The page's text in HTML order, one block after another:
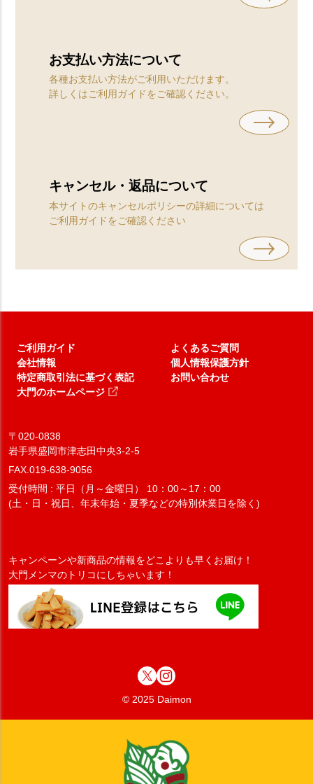
お支払い方法について
各種お支払い方法がご利用いただけます。
詳しくはご利用ガイドをご確認ください。
キャンセル・返品について
本サイトのキャンセルポリシーの詳細については
ご利用ガイドをご確認ください
ご利用ガイド
よくあるご質問
会社情報
個人情報保護方針
特定商取引法に基づく表記
お問い合わせ
大門のホームページ
〒020-0838
岩手県盛岡市津志田中央3-2-5
FAX.019-638-9056
受付時間 : 平日（月～金曜日） 10：00～17：00
(土・日・祝日、年末年始・夏季などの特別休業日を除く)
キャンペーンや新商品の情報をどこよりも早くお届け！
大門メンマのトリコにしちゃいます！
© 2025 Daimon